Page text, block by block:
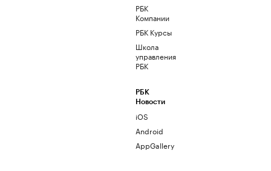
РБК
Компании
РБК Курсы
Школа
управления
РБК
РБК
Новости
iOS
Android
AppGallery